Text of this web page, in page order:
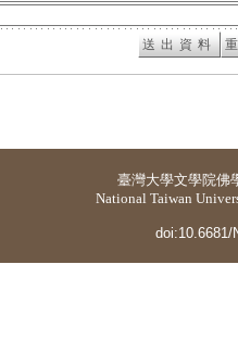
臺灣大學文學院佛
National Taiwan
doi:10.6681/